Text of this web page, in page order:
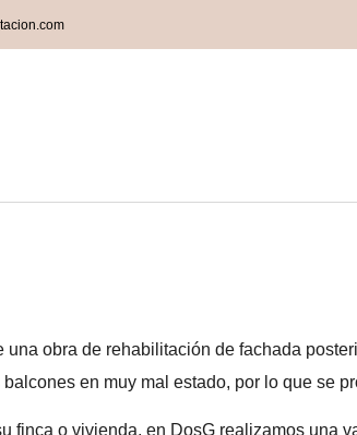
obra de rehabilitación de fachada
en muy mal estado, por lo que se
finca o vivienda, en DosG realizamos una